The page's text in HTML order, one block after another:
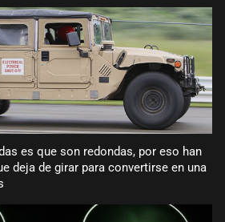
es que son redondas, por eso han
deja de girar para convertirse en una